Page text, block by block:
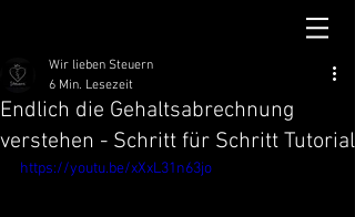
Endlich die Gehaltsabrechnung
verstehen - Schritt für Schritt Tutorial
Wir lieben Steuern
6 Min. Lesezeit
https://youtu.be/xXxL31n63jo